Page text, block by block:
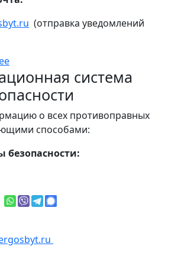
(отправка уведомлений
система
о всех противоправных
способами:
безопасности: